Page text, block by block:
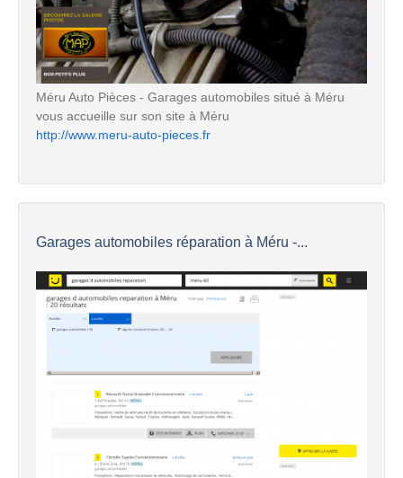
Méru Auto Pièces - Garages automobiles situé à Méru
vous accueille sur son site à Méru
http://www.meru-auto-pieces.fr
Garages automobiles réparation à Méru -...